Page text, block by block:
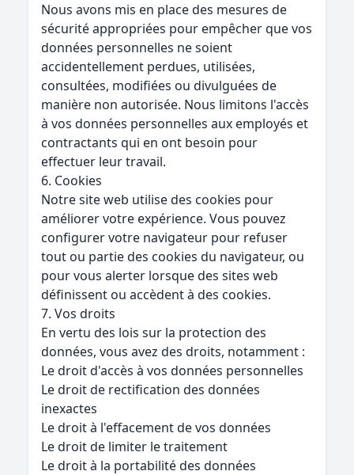
Nous avons mis en place des mesures de
sécurité appropriées pour empêcher que vos
données personnelles ne soient
accidentellement perdues, utilisées,
consultées, modifiées ou divulguées de
manière non autorisée. Nous limitons l'accès
à vos données personnelles aux employés et
contractants qui en ont besoin pour
effectuer leur travail.
6. Cookies
Notre site web utilise des cookies pour
améliorer votre expérience. Vous pouvez
configurer votre navigateur pour refuser
tout ou partie des cookies du navigateur, ou
pour vous alerter lorsque des sites web
définissent ou accèdent à des cookies.
7. Vos droits
En vertu des lois sur la protection des
données, vous avez des droits, notamment :
Le droit d'accès à vos données personnelles
Le droit de rectification des données
inexactes
Le droit à l'effacement de vos données
Le droit de limiter le traitement
Le droit à la portabilité des données